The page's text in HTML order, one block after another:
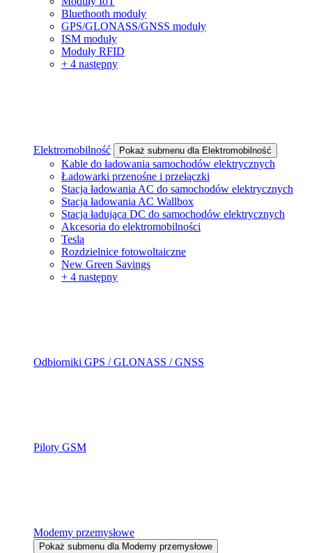
Bluethooth moduły
GPS/GLONASS/GNSS moduły
ISM moduły
Moduły RFID
+ 4 następny
Elektromobilność Pokaż submenu dla Elektromobilność
Kable do ładowania samochodów elektrycznych
Ładowarki przenośne i przełączki
Stacja ładowania AC do samochodów elektrycznych
Stacja ładowania AC Wallbox
Stacja ładująca DC do samochodów elektrycznych
Akcesoria do elektromobilności
Tesla
Rozdzielnice fotowoltaiczne
New Green Savings
+ 4 następny
Odbiorniki GPS / GLONASS / GNSS
Piloty GSM
Modemy przemysłowe
Pokaż submenu dla Modemy przemysłowe